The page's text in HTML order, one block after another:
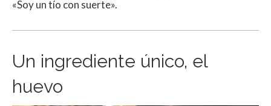
«Soy un tío con suerte».
Un ingrediente único, el
huevo